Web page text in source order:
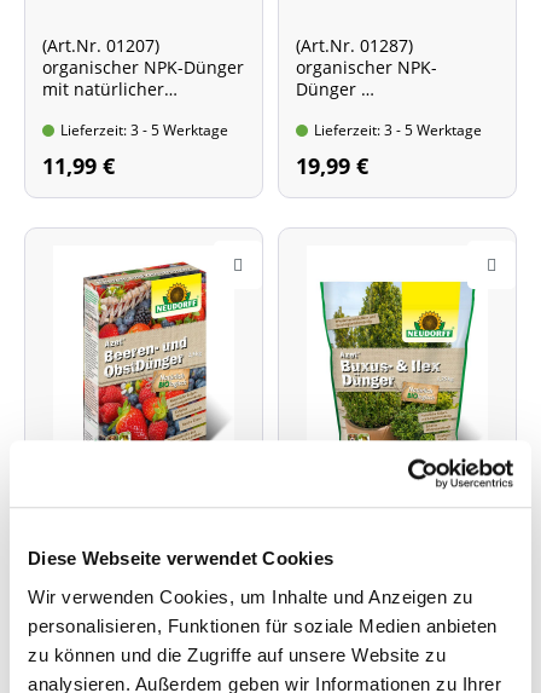
Diese Webseite verwendet Cookies
Wir verwenden Cookies, um Inhalte und Anzeigen zu
personalisieren, Funktionen für soziale Medien anbieten
zu können und die Zugriffe auf unsere Website zu
analysieren. Außerdem geben wir Informationen zu Ihrer
(Art.Nr. 01207)
organischer NPK-Dünger
mit natürlicher
Standbodenbeutel mit
1,75 kg Inhalt
Lieferzeit: 3 - 5 Werktage
11,99 €
(Art.Nr. 01287)
organischer NPK-
Dünger
Langzeitwirkung
Inhalt: 5 kg
Lieferzeit: 3 - 5 Werktage
19,99 €
Azet® Beeren- &
ObstDünger
organischer NPK-
Azet® Buxus- &
IlexDünger
(Art.Nr. 01204)